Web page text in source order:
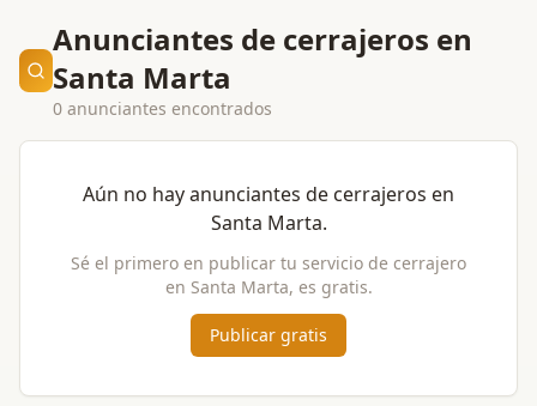
Anunciantes de cerrajeros en
Santa Marta
0 anunciantes encontrados
Aún no hay anunciantes de cerrajeros en
Santa Marta.
Sé el primero en publicar tu servicio de cerrajero
en Santa Marta, es gratis.
Publicar gratis